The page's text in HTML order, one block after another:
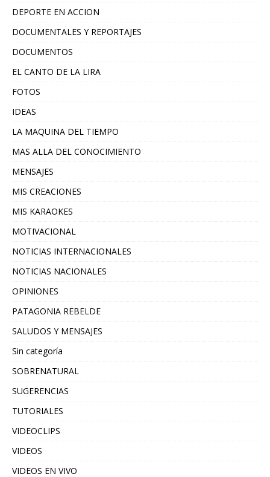
DEPORTE EN ACCION
DOCUMENTALES Y REPORTAJES
DOCUMENTOS
EL CANTO DE LA LIRA
FOTOS
IDEAS
LA MAQUINA DEL TIEMPO
MAS ALLA DEL CONOCIMIENTO
MENSAJES
MIS CREACIONES
MIS KARAOKES
MOTIVACIONAL
NOTICIAS INTERNACIONALES
NOTICIAS NACIONALES
OPINIONES
PATAGONIA REBELDE
SALUDOS Y MENSAJES
Sin categoría
SOBRENATURAL
SUGERENCIAS
TUTORIALES
VIDEOCLIPS
VIDEOS
VIDEOS EN VIVO